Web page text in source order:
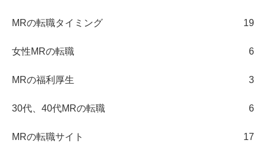
MRの転職タイミング 19
女性MRの転職 6
MRの福利厚生 3
30代、40代MRの転職 6
MRの転職サイト 17